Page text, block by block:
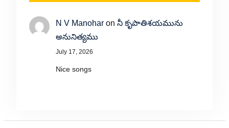
N V Manoharon నీ కృపాతిశయమును
అనునిత్యము
July 17, 2026
Nice songs